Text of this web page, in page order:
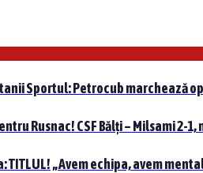
Sportul: Petrocub marchează
Rusnac! CSF Bălți – Milsami 2-1,
TITLUL! „Avem echipa, avem